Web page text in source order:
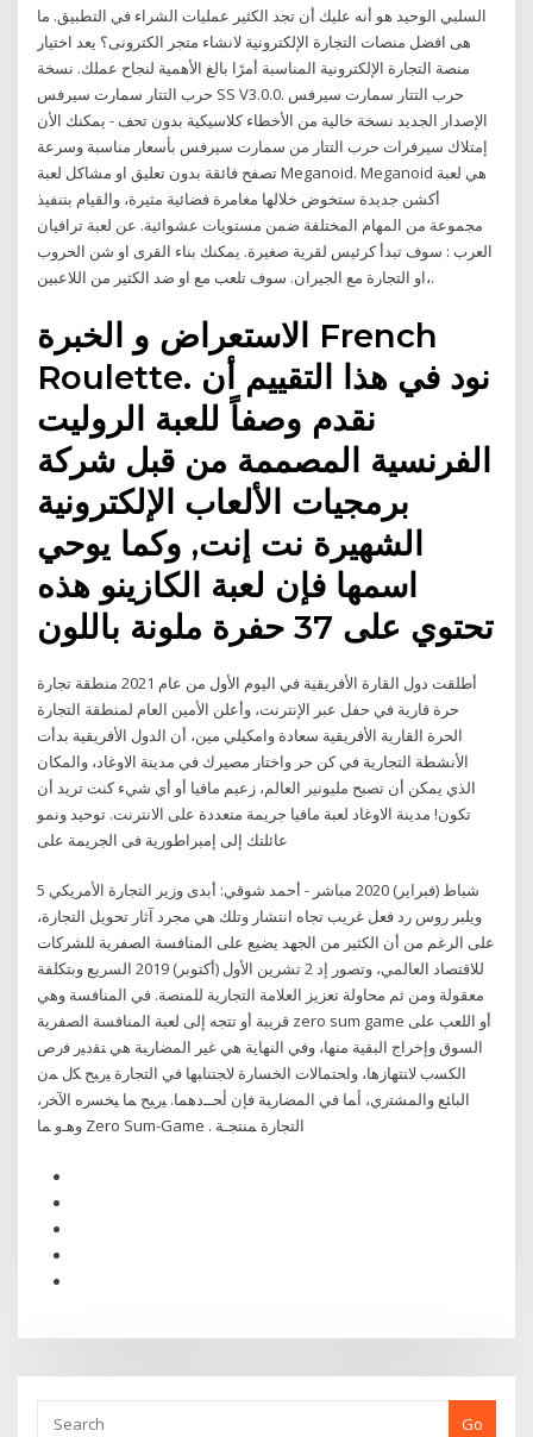
السلبي الوحيد هو أنه عليك أن تجد الكثير عمليات الشراء في التطبيق. ما
هى افضل منصات التجارة الإلكترونية لانشاء متجر الكترونى؟ يعد اختيار
منصة التجارة الإلكترونية المناسبة أمرًا بالغ الأهمية لنجاح عملك. نسخة
حرب التتار سمارت سيرفس SS V3.0.0. حرب التتار سمارت سيرفس
الإصدار الجديد نسخة خالية من الأخطاء كلاسيكية بدون تحف - يمكنك الأن
إمتلاك سيرفرات حرب التتار من سمارت سيرفس بأسعار مناسبة وسرعة
تصفح فائقة بدون تعليق او مشاكل لعبة Meganoid. Meganoid هي لعبة
أكشن جديدة ستخوض خلالها مغامرة فضائية مثيرة، والقيام بتنفيذ
مجموعة من المهام المختلفة ضمن مستويات عشوائية. عن لعبة ترافيان
العرب : سوف تبدأ كرئيس لقرية صغيرة. يمكنك بناء القرى او شن الحروب
،او التجارة مع الجيران. سوف تلعب مع او ضد الكثير من اللاعبين.
الاستعراض و الخبرة French
Roulette. نود في هذا التقييم أن
نقدم وصفاً للعبة الروليت
الفرنسية المصممة من قبل شركة
برمجيات الألعاب الإلكترونية
الشهيرة نت إنت, وكما يوحي
اسمها فإن لعبة الكازينو هذه
تحتوي على 37 حفرة ملونة باللون
أطلقت دول القارة الأفريقية في اليوم الأول من عام 2021 منطقة تجارة
حرة قارية في حفل عبر الإنترنت، وأعلن الأمين العام لمنطقة التجارة
الحرة القارية الأفريقية سعادة وامكيلي مين، أن الدول الأفريقية بدأت
الأنشطة التجارية في كن حر واختار مصيرك في مدينة الاوغاد، والمكان
الذي يمكن أن تصبح مليونير العالم، زعيم مافيا أو أي شيء كنت تريد أن
تكون! مدينة الاوغاد لعبة مافيا جريمة متعددة على الانترنت. توحيد ونمو
عائلتك إلى إمبراطورية فى الجريمة على
5 شباط (فبراير) 2020 مباشر - أحمد شوقي: أبدى وزير التجارة الأمريكي
ويلبر روس رد فعل غريب تجاه انتشار وتلك هي مجرد آثار تحويل التجارة،
على الرغم من أن الكثير من الجهد يضيع على المنافسة الصفرية للشركات
للاقتصاد العالمي، وتصور إد 2 تشرين الأول (أكتوبر) 2019 السريع وبتكلفة
معقولة ومن ثم محاولة تعزيز العلامة التجارية للمنصة. في المنافسة وهي
قريبة أو تتجه إلى لعبة المنافسة الصفرية zero sum game أو اللعب على
السوق وإخراج البقية منها، وفي النهاية هي غير ﺍﻟﻤﻀﺎﺭﺒﺔ ﻫﻲ ﺘﻘﺩﻴﺭ ﻓﺭﺹ
ﺍﻟﻜﺴﺏ ﻻﻨﺘﻬﺎﺯﻫﺎ، ﻭﺍﺤﺘﻤﺎﻻﺕ ﺍﻟﺨﺴﺎﺭﺓ ﻻﺠﺘﻨﺎﺒﻬﺎ ﻓﻲ ﺍﻟﺘﺠﺎﺭﺓ ﻴﺭﺒﺢ ﻜل ﻤﻥ
ﺍﻟﺒﺎﺌﻊ ﻭﺍﻟﻤﺸﺘﺭﻱ، ﺃﻤﺎ ﻓﻲ ﺍﻟﻤﻀﺎﺭﺒﺔ ﻓﺈﻥ ﺃﺤــﺩﻫﻤﺎ. ﻴﺭﺒﺢ ﻤﺎ ﻴﺨﺴﺭﻩ ﺍﻵﺨﺭ،
Go